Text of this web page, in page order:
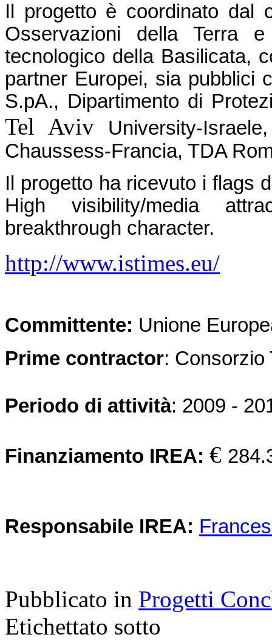
Il progetto è coordinato dal
Osservazioni della Terra
tecnologico della Basilicata,
partner Europei, sia pubblici
S.pA., Dipartimento di
Tel Aviv University-
Chaussess-Francia, TDA
Il progetto ha ricevuto i flags
High visibility/media
breakthrough character.
http://www.istimes.eu/
Committente: Unione
Prime contractor: Consorzio
Periodo di attività: 2009 -
Finanziamento IREA: €
Responsabile IREA:
Pubblicato in Progetti
Etichettato sotto